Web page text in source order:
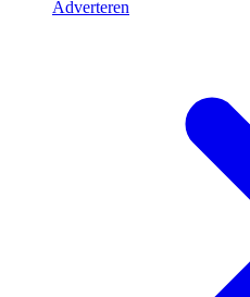
Adverteren